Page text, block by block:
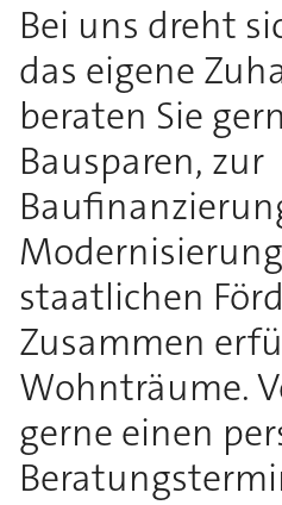
Bei uns dreht
das eigene
beraten Sie
Bausparen, zur
staatlichen
Zusammen
Wohnträume.
gerne einen